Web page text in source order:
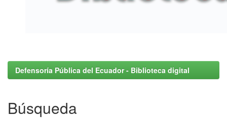
Defensoría Pública del Ecuador - Biblioteca digital
Búsqueda